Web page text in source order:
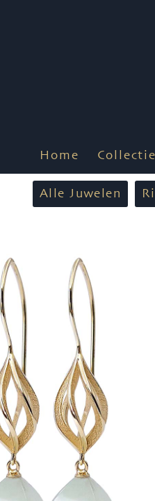
Home Collectie
Alle Juwelen